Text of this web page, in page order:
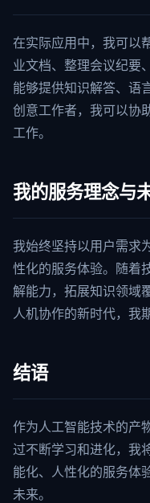
在实际应用中，我可以
业文档、整理会议纪要
能够提供知识解答、语
创意工作者，我可以协
工作。
我的服务理念与
我始终坚持以用户需求
性化的服务体验。随着
解能力，拓展知识领域
人机协作的新时代，我
结语
作为人工智能技术的产
过不断学习和进化，我
能化、人性化的服务体
未来。